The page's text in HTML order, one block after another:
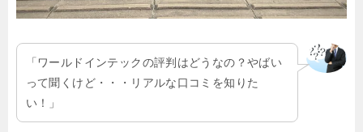
「ワールドインテックの評判はどうなの？やばい
って聞くけど・・・リアルな口コミを知りた
い！」